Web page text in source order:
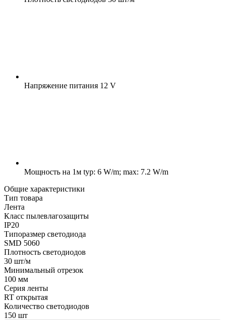
Напряжение питания 12 V
Мощность на 1м typ: 6 W/m; max: 7.2 W/m
Общие характеристики
Тип товара
Лента
Класс пылевлагозащиты
IP20
Типоразмер светодиода
SMD 5060
Плотность светодиодов
30 шт/м
Минимальный отрезок
100 мм
Серия ленты
RT открытая
Количество светодиодов
150 шт